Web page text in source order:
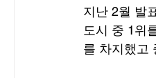
지난 2월 발
도시 중 1위
를 차지했고